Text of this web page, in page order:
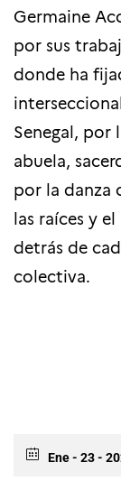
Germaine
por sus
donde ha
Senegal, por
abuela,
por la danza
las raíces y
detrás de
colectiva.
Ene - 23 -